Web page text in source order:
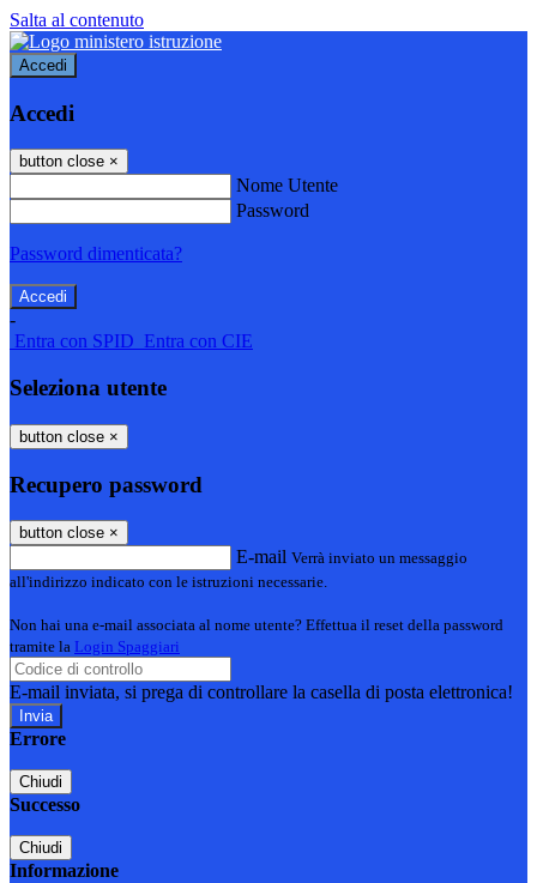
Salta al contenuto
Accedi
Accedi
button close ×
Nome Utente
Password
Password dimenticata?
-
Entra con SPID Entra con CIE
Seleziona utente
button close ×
Recupero password
button close ×
E-mail Verrà inviato un messaggio
all'indirizzo indicato con le istruzioni necessarie.
Non hai una e-mail associata al nome utente? Effettua il reset della password
tramite la Login Spaggiari
E-mail inviata, si prega di controllare la casella di posta elettronica!
Errore
Chiudi
Successo
Chiudi
Informazione